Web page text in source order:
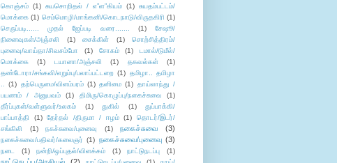
கொஞ்சம் (1) சுயசொறிதல் / எ”ள”கியம் (1) சுயதம்பட்டம்/
மொக்கை (1) செம்மொழி/மாங்கனி/கொடநாடு/விருதகிரி (1)
செருப்படி...... முதல் ஜேப்படி வரை.......
(1)
சேஷூ/
நினைவுகள்/அஞ்சலி
(1) சைக்கிள் (1)
சொற்சித்திரம்/
புனைவு/வாய்தா/சிவசம்போ
(1) சோகம் (1)
டமால்/டுமீல்/
மொக்கை
(1) டயானா/அஞ்சலி (1) தகவல்கள்
(1)
தண்டோரா/சங்கவி/எறும்பு/பலாப்பட்டறை (1) தமிழா.. தமிழா
.. (1) தற்பெருமை/விளம்பரம் (1) தனிமை (1) தாய்லாந்து /
பயணம் / அனுபவம்
(1) திமிரு/கொழுப்பு/நகைச்சுவை
(1)
தீர்ப்புகள்/வள்ளுவர்/உலகம்
(1) துகில் (1)
துப்பாக்கி/
பாப்பாத்தி
(1) தேர்தல் /திருமா / ஈழம் (1)
தொடர்/இடர்/
சங்கிலி
(1) நகச்சுவை/புனைவு (1) நகைச்சுவை (3)
நகைச்சுவை/பதிவர்/கலைஞர் (1) நகைச்சுவை/புனைவு (3)
நடை (1) நன்றி/ஒப்புதல்/விளக்கம் (1) நாட்டுநடப்பு (1)